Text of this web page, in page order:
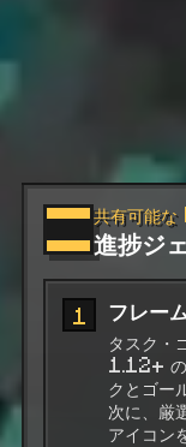
共有可能
進捗ジ
1 フレー
タスク
1.12+
クとゴー
次に、
アイコン